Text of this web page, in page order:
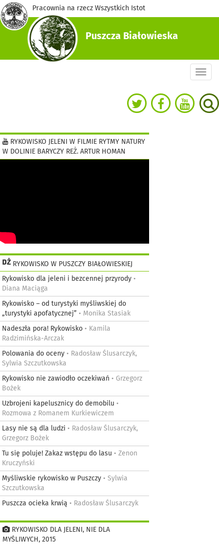
Pracownia na rzecz Wszystkich Istot
Puszcza Białowieska
RYKOWISKO JELENI W FILMIE RYTMY NATURY
W DOLINIE BARYCZY REŻ. ARTUR HOMAN
RYKOWISKO W PUSZCZY BIAŁOWIESKIEJ
Rykowisko dla jeleni i bezcennej przyrody •
Diana Maciąga
Rykowisko – od turystyki myśliwskiej do
„turystyki apofatycznej” • Monika Stasiak
Nadeszła pora! Rykowisko • Kamila
Radzimińska-Arczak
Polowania do oceny • Radosław Ślusarczyk,
Sylwia Szczutkowska
Rykowisko nie zawiodło oczekiwań • Grzegorz
Bożek
Uzbrojeni kapelusznicy do demobilu •
Rozmowa z Romanem Kurkiewiczem
Lasy nie są dla ludzi • Radosław Ślusarczyk,
Grzegorz Bożek
Tu się poluje! Zakaz wstępu do lasu • Zenon
Kruczyński
Myśliwskie rykowisko w Puszczy • Sylwia
Szczutkowska
Puszcza ocieka krwią • Radosław Ślusarczyk
RYKOWISKO DLA JELENI, NIE DLA
MYŚLIWYCH, 2015